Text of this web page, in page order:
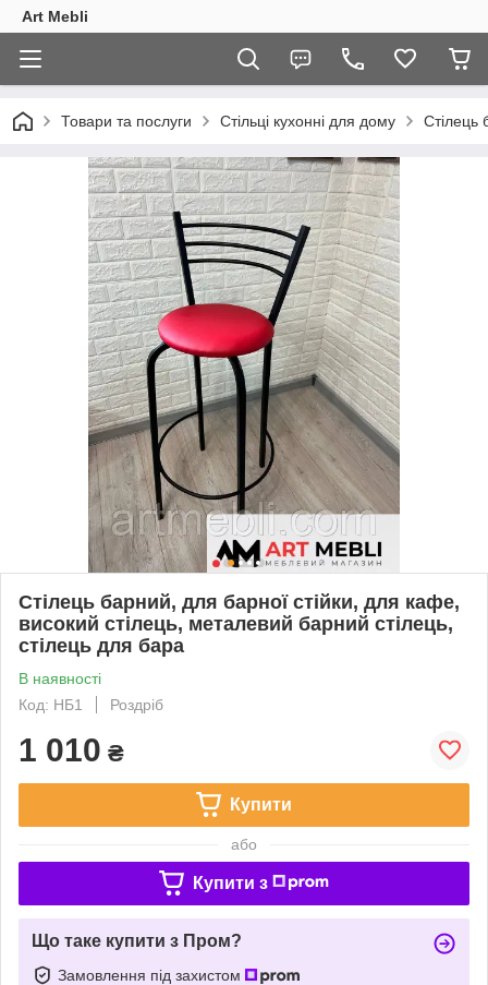
Art Mebli
Товари та послуги Стільці кухонні для дому Стілець
Стілець барний, для барної стійки, для кафе,
високий стілець, металевий барний стілець,
стілець для бара
В наявності
Код: НБ1
Роздріб
1 010 ₴
Купити
або
Купити з
Що таке купити з Пром?
Замовлення під захистом